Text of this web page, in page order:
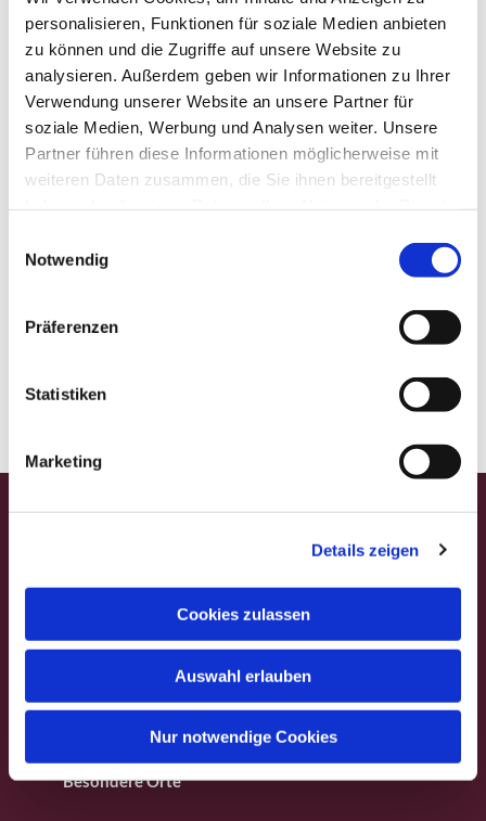
personalisieren, Funktionen für soziale Medien anbieten
zu können und die Zugriffe auf unsere Website zu
analysieren. Außerdem geben wir Informationen zu Ihrer
Verwendung unserer Website an unsere Partner für
soziale Medien, Werbung und Analysen weiter. Unsere
Partner führen diese Informationen möglicherweise mit
weiteren Daten zusammen, die Sie ihnen bereitgestellt
u
Notwendig
Präferenzen
Statistiken
Marketing
Details zeigen
Cookies zulassen
Auswahl erlauben
Nur notwendige Cookies
Gemeindefest
Veranstaltungen
Gottesdienstformen
Besondere Orte